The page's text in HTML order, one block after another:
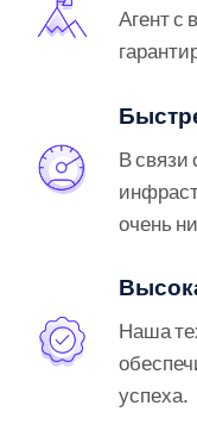
Агент с
В связи
очень
Наша
успеха.